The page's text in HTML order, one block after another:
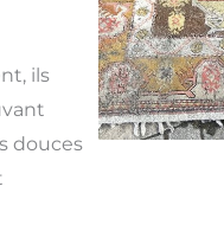
ils
douces